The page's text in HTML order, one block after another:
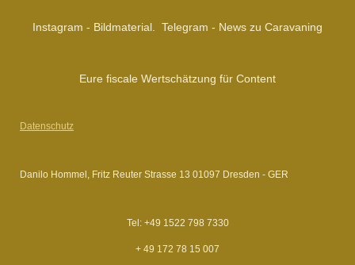
Instagram - Bildmaterial. Telegram - News zu Caravaning
Eure fiscale Wertschätzung für Content
Datenschutz
Danilo Hommel, Fritz Reuter Strasse 13 01097 Dresden - GER
Tel: +49 1522 798 7330
+ 49 172 78 15 007